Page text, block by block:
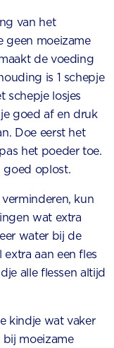
van het
geen moeizame
de voeding
is 1 schepje
schepje losjes
goed af en druk
Doe eerst het
het poeder toe.
goed oplost.
kun
wat extra
water bij de
aan een fles
alle flessen altijd
kindje wat vaker
moeizame